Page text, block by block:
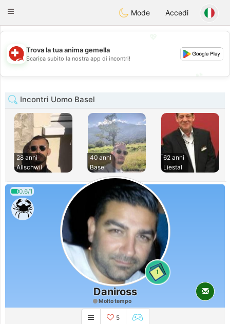
Suissi
Toggle
Mode Accedi
💖
💕
Trova la tua anima gemella
Scarica subito la nostra app di incontri!
Incontri Uomo Basel
28 anni
Allschwil
40 anni
Basel
62 anni
Liestal
0.6/1
1
Daniross
Molto tempo
5